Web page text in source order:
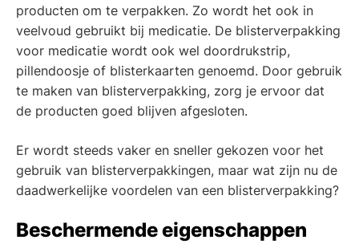
producten om te verpakken. Zo wordt het ook in
veelvoud gebruikt bij medicatie. De blisterverpakking
voor medicatie wordt ook wel doordrukstrip,
pillendoosje of blisterkaarten genoemd. Door gebruik
te maken van blisterverpakking, zorg je ervoor dat
de producten goed blijven afgesloten.
Er wordt steeds vaker en sneller gekozen voor het
gebruik van blisterverpakkingen, maar wat zijn nu de
daadwerkelijke voordelen van een blisterverpakking?
Beschermende eigenschappen